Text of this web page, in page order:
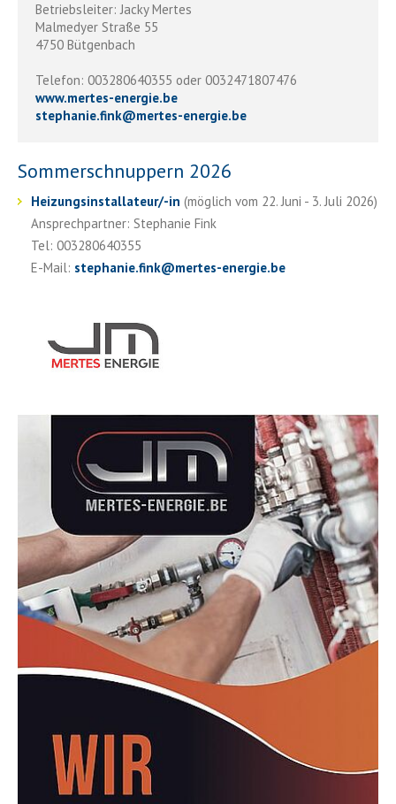
Betriebsleiter: Jacky Mertes
Malmedyer Straße 55
4750 Bütgenbach
Telefon: 003280640355 oder 0032471807476
www.mertes-energie.be
stephanie.fink@mertes-energie.be
Sommerschnuppern 2026
Heizungsinstallateur/-in (möglich vom 22. Juni - 3. Juli 2026)
Ansprechpartner: Stephanie Fink
Tel: 003280640355
E-Mail: stephanie.fink@mertes-energie.be